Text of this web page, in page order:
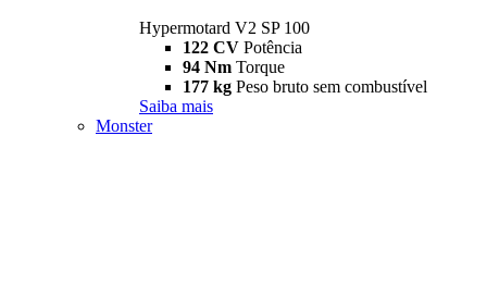
Hypermotard V2 SP 100
122 CV Potência
94 Nm Torque
177 kg Peso bruto sem combustível
Saiba mais
Monster